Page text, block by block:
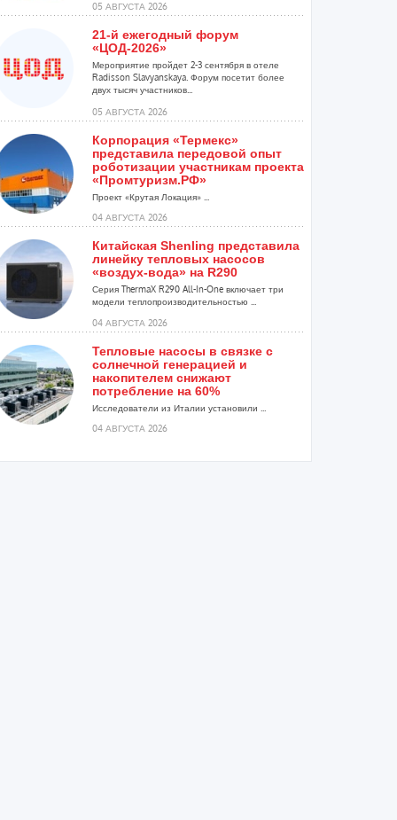
05 АВГУСТА 2026
21-й ежегодный форум
«ЦОД-2026»
Мероприятие пройдет 2-3 сентября в отеле
Radisson Slavyanskaya. Форум посетит более
двух тысяч участников...
05 АВГУСТА 2026
Корпорация «Термекс»
представила передовой опыт
роботизации участникам проекта
«Промтуризм.РФ»
Проект «Крутая Локация» ...
04 АВГУСТА 2026
Китайская Shenling представила
линейку тепловых насосов
«воздух-вода» на R290
Серия ThermaX R290 All-In-One включает три
модели теплопроизводительностью ...
04 АВГУСТА 2026
Тепловые насосы в связке с
солнечной генерацией и
накопителем снижают
потребление на 60%
Исследователи из Италии установили ...
04 АВГУСТА 2026